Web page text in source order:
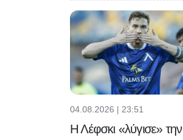
04.08.2026 | 23:51
Η Λέφσκι «λύγισε» την